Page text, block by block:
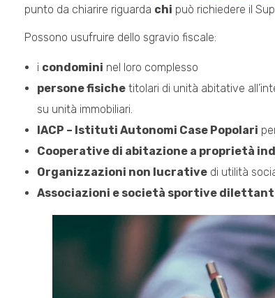
punto da chiarire riguarda chi può richiedere il
Possono usufruire dello sgravio fiscale:
i condomini nel loro complesso
persone fisichetitolari di unità abitative
su unità immobiliari.
IACP – Istituti Autonomi Case Popolari
Cooperative di abitazione a proprietà
Organizzazioni non lucrativedi utilità
Associazioni e società sportive